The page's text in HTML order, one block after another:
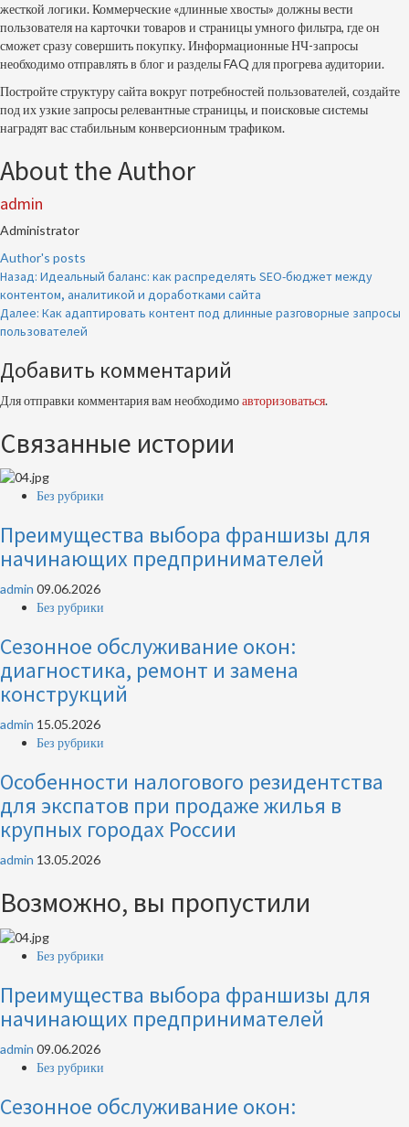
жесткой логики. Коммерческие «длинные хвосты» должны вести
пользователя на карточки товаров и страницы умного фильтра, где он
сможет сразу совершить покупку. Информационные НЧ-запросы
необходимо отправлять в блог и разделы FAQ для прогрева аудитории.
Постройте структуру сайта вокруг потребностей пользователей, создайте
под их узкие запросы релевантные страницы, и поисковые системы
наградят вас стабильным конверсионным трафиком.
About the Author
admin
Administrator
Author's posts
Продолжить
чтение
Назад: Идеальный баланс: как распределять SEO-бюджет между
контентом, аналитикой и доработками сайта
Далее: Как адаптировать контент под длинные разговорные запросы
пользователей
Добавить комментарий
Для отправки комментария вам необходимоавторизоваться.
Связанные истории
Без рубрики
Преимущества выбора франшизы для
начинающих предпринимателей
admin 09.06.2026
Без рубрики
Сезонное обслуживание окон:
диагностика, ремонт и замена
конструкций
admin 15.05.2026
Без рубрики
Особенности налогового резидентства
для экспатов при продаже жилья в
крупных городах России
admin 13.05.2026
Возможно, вы пропустили
Без рубрики
Преимущества выбора франшизы для
начинающих предпринимателей
admin 09.06.2026
Без рубрики
Сезонное обслуживание окон: